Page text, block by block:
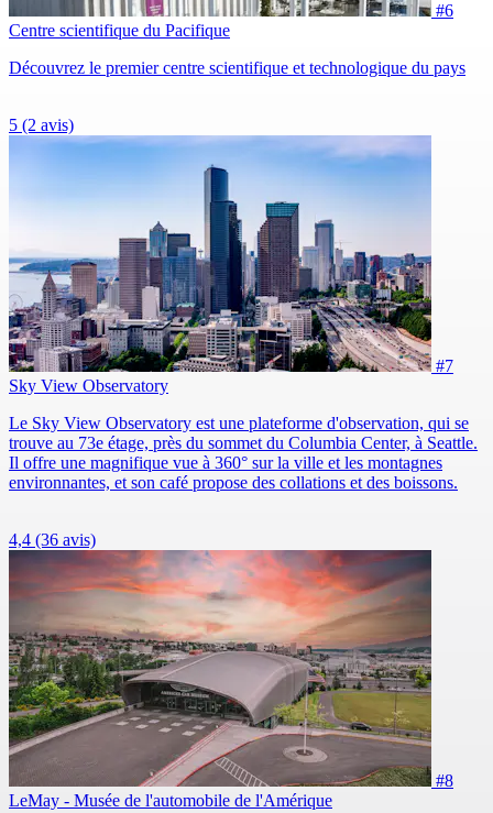
#6
Centre scientifique du Pacifique
Découvrez le premier centre scientifique et technologique du pays
5 (2 avis)
#7
Sky View Observatory
Le Sky View Observatory est une plateforme d'observation, qui se
trouve au 73e étage, près du sommet du Columbia Center, à Seattle.
Il offre une magnifique vue à 360° sur la ville et les montagnes
environnantes, et son café propose des collations et des boissons.
4,4 (36 avis)
#8
LeMay - Musée de l'automobile de l'Amérique